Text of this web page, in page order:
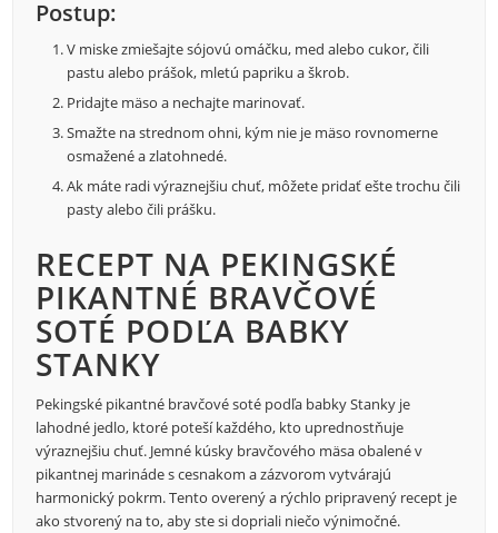
Postup:
V miske zmiešajte sójovú omáčku, med alebo cukor, čili
pastu alebo prášok, mletú papriku a škrob.
Pridajte mäso a nechajte marinovať.
Smažte na strednom ohni, kým nie je mäso rovnomerne
osmažené a zlatohnedé.
Ak máte radi výraznejšiu chuť, môžete pridať ešte trochu čili
pasty alebo čili prášku.
RECEPT NA PEKINGSKÉ
PIKANTNÉ BRAVČOVÉ
SOTÉ PODĽA BABKY
STANKY
Pekingské pikantné bravčové soté podľa babky Stanky je
lahodné jedlo, ktoré poteší každého, kto uprednostňuje
výraznejšiu chuť. Jemné kúsky bravčového mäsa obalené v
pikantnej marináde s cesnakom a zázvorom vytvárajú
harmonický pokrm. Tento overený a rýchlo pripravený recept je
ako stvorený na to, aby ste si dopriali niečo výnimočné.